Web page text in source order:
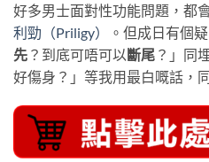
好多男士面對性功能問題，都
利勁（Priligy）
。但成日有個
先 ？到底可唔可以 斷尾 ？」同
好傷身？」等我用最白嘅話，